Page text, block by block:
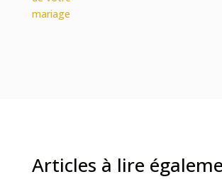
Articles à lire